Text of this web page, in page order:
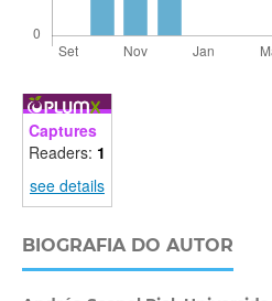
Captures
Readers: 1
see details
BIOGRAFIA DO AUTOR